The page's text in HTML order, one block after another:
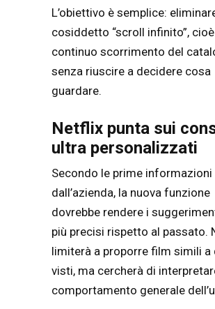
L’obiettivo è semplice:
cosiddetto “scroll infinito”,
continuo scorrimento del
senza riuscire a decidere cosa
guardare.
Netflix punta sui
ultra personalizzati
Secondo le prime
dall’azienda, la nuova funzione
dovrebbe rendere i
più precisi rispetto al passato.
limiterà a proporre film simili a
visti, ma cercherà di
comportamento generale